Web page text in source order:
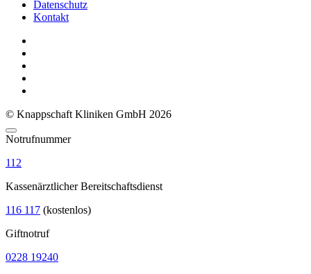
Datenschutz
Kontakt
© Knappschaft Kliniken GmbH 2026
Notrufnummer
112
Kassenärztlicher Bereitschaftsdienst
116 117 (kostenlos)
Giftnotruf
0228 19240